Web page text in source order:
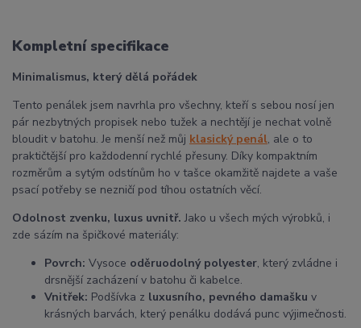
Kompletní specifikace
Minimalismus, který dělá pořádek
Tento penálek jsem navrhla pro všechny, kteří s sebou nosí jen
pár nezbytných propisek nebo tužek a nechtějí je nechat volně
bloudit v batohu. Je menší než můj klasický penál, ale o to
praktičtější pro každodenní rychlé přesuny. Díky kompaktním
rozměrům a sytým odstínům ho v tašce okamžitě najdete a vaše
psací potřeby se nezničí pod tíhou ostatních věcí.
Odolnost zvenku, luxus uvnitř. Jako u všech mých výrobků, i
zde sázím na špičkové materiály:
Povrch: Vysoce oděruodolný polyester, který zvládne i
drsnější zacházení v batohu či kabelce.
Vnitřek: Podšívka z luxusního, pevného damašku v
krásných barvách, který penálku dodává punc výjimečnosti.